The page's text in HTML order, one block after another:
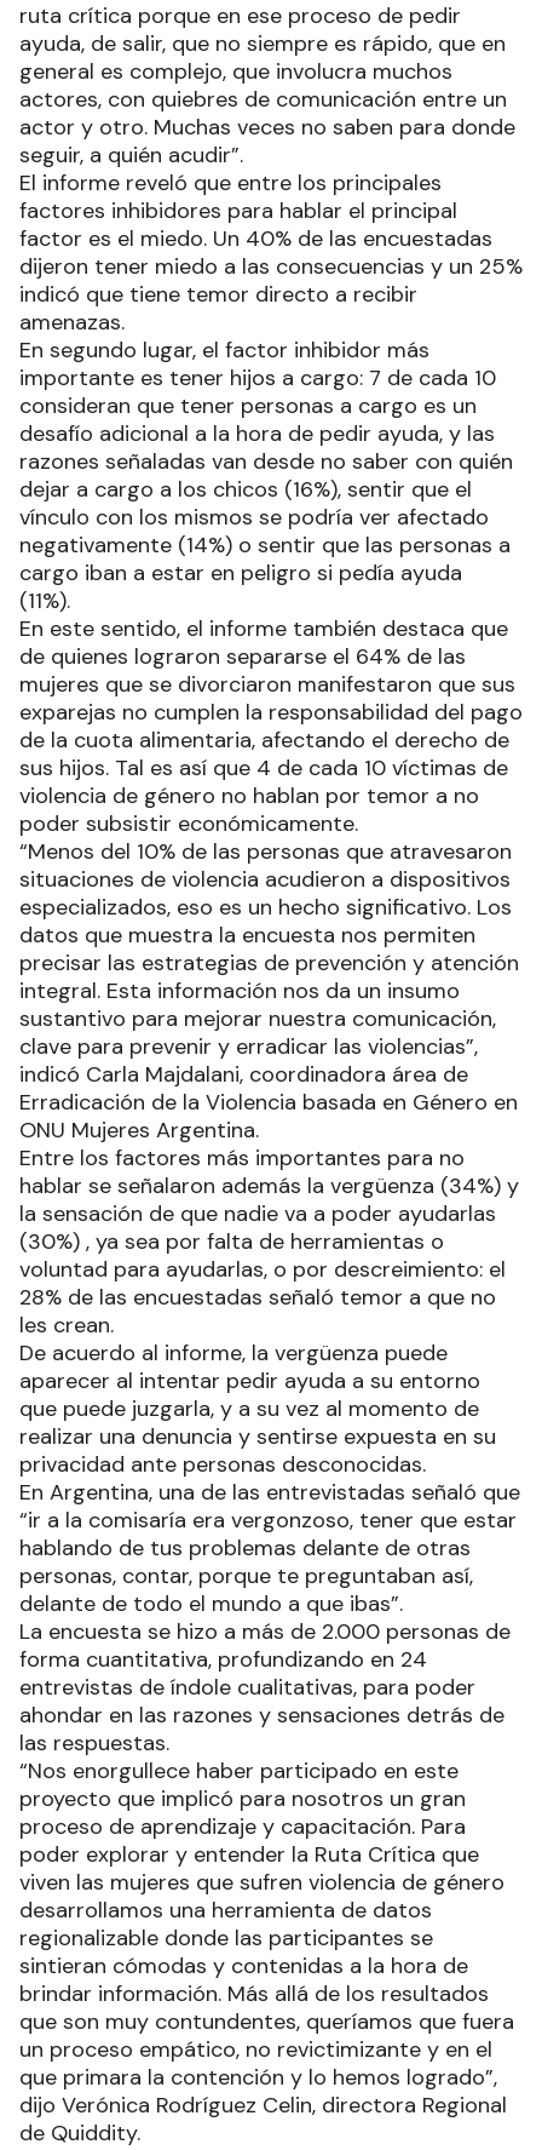
ruta crítica porque en ese proceso de pedir
ayuda, de salir, que no siempre es rápido, que en
general es complejo, que involucra muchos
actores, con quiebres de comunicación entre un
actor y otro. Muchas veces no saben para donde
seguir, a quién acudir”.
El informe reveló que entre los principales
factores inhibidores para hablar el principal
factor es el miedo. Un 40% de las encuestadas
dijeron tener miedo a las consecuencias y un 25%
indicó que tiene temor directo a recibir
amenazas.
En segundo lugar, el factor inhibidor más
importante es tener hijos a cargo: 7 de cada 10
consideran que tener personas a cargo es un
desafío adicional a la hora de pedir ayuda, y las
razones señaladas van desde no saber con quién
dejar a cargo a los chicos (16%), sentir que el
vínculo con los mismos se podría ver afectado
negativamente (14%) o sentir que las personas a
cargo iban a estar en peligro si pedía ayuda
(11%).
En este sentido, el informe también destaca que
de quienes lograron separarse el 64% de las
mujeres que se divorciaron manifestaron que sus
exparejas no cumplen la responsabilidad del pago
de la cuota alimentaria, afectando el derecho de
sus hijos. Tal es así que 4 de cada 10 víctimas de
violencia de género no hablan por temor a no
poder subsistir económicamente.
“Menos del 10% de las personas que atravesaron
situaciones de violencia acudieron a dispositivos
especializados, eso es un hecho significativo. Los
datos que muestra la encuesta nos permiten
precisar las estrategias de prevención y atención
integral. Esta información nos da un insumo
sustantivo para mejorar nuestra comunicación,
clave para prevenir y erradicar las violencias”,
indicó Carla Majdalani, coordinadora área de
Erradicación de la Violencia basada en Género en
ONU Mujeres Argentina.
Entre los factores más importantes para no
hablar se señalaron además la vergüenza (34%) y
la sensación de que nadie va a poder ayudarlas
(30%) , ya sea por falta de herramientas o
voluntad para ayudarlas, o por descreimiento: el
28% de las encuestadas señaló temor a que no
les crean.
De acuerdo al informe, la vergüenza puede
aparecer al intentar pedir ayuda a su entorno
que puede juzgarla, y a su vez al momento de
realizar una denuncia y sentirse expuesta en su
privacidad ante personas desconocidas.
En Argentina, una de las entrevistadas señaló que
“ir a la comisaría era vergonzoso, tener que estar
hablando de tus problemas delante de otras
personas, contar, porque te preguntaban así,
delante de todo el mundo a que ibas”.
La encuesta se hizo a más de 2.000 personas de
forma cuantitativa, profundizando en 24
entrevistas de índole cualitativas, para poder
ahondar en las razones y sensaciones detrás de
las respuestas.
“Nos enorgullece haber participado en este
proyecto que implicó para nosotros un gran
proceso de aprendizaje y capacitación. Para
poder explorar y entender la Ruta Crítica que
viven las mujeres que sufren violencia de género
desarrollamos una herramienta de datos
regionalizable donde las participantes se
sintieran cómodas y contenidas a la hora de
brindar información. Más allá de los resultados
que son muy contundentes, queríamos que fuera
un proceso empático, no revictimizante y en el
que primara la contención y lo hemos logrado”,
dijo Verónica Rodríguez Celin, directora Regional
de Quiddity.